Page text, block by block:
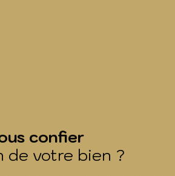
confier
de votre bien ?